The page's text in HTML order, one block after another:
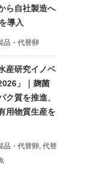
ら自社製造へ
導入
品・代替卵
産研究イノベ
」｜麹菌
ク質を推進、
用物質生産を
品・代替卵 代替